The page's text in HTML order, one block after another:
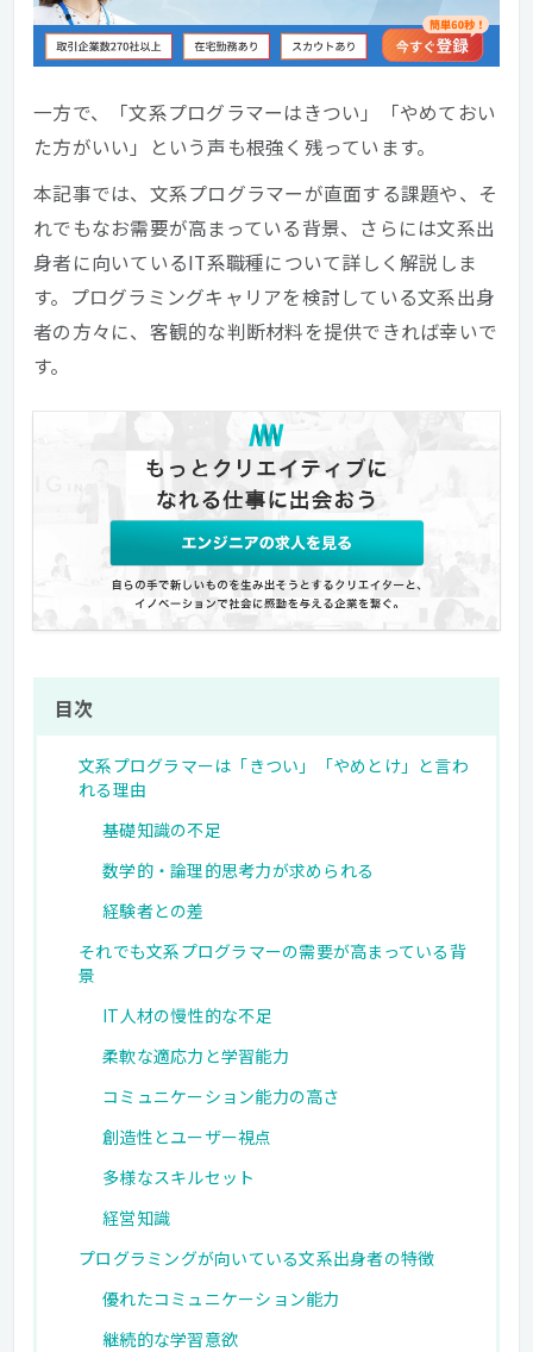
一方で、「文系プログラマーはきつい」「やめておい
た方がいい」という声も根強く残っています。
本記事では、文系プログラマーが直面する課題や、そ
れでもなお需要が高まっている背景、さらには文系出
身者に向いているIT系職種について詳しく解説しま
す。プログラミングキャリアを検討している文系出身
者の方々に、客観的な判断材料を提供できれば幸いで
す。
目次
文系プログラマーは「きつい」「やめとけ」と言わ
れる理由
基礎知識の不足
数学的・論理的思考力が求められる
経験者との差
それでも文系プログラマーの需要が高まっている背
景
IT人材の慢性的な不足
柔軟な適応力と学習能力
コミュニケーション能力の高さ
創造性とユーザー視点
多様なスキルセット
経営知識
プログラミングが向いている文系出身者の特徴
優れたコミュニケーション能力
継続的な学習意欲